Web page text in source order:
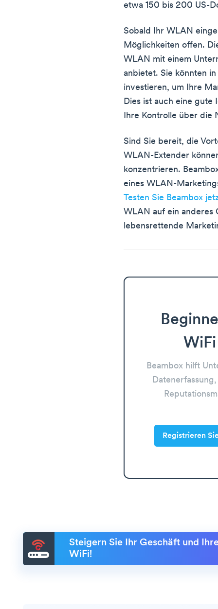
etwa 150 bis 200 US-
Sobald Ihr WLAN
Möglichkeiten offen.
WLAN mit einem
anbietet. Sie könnten
investieren, um Ihre
Dies ist auch eine
Ihre Kontrolle über die
Sind Sie bereit, die
WLAN-Extender
konzentrieren.
eines WLAN-
Testen Sie Beambox
WLAN auf ein anderes
lebensrettende
Beambox hilft
Registrieren
Steigern Sie Ihr Geschäft und
WiFi!